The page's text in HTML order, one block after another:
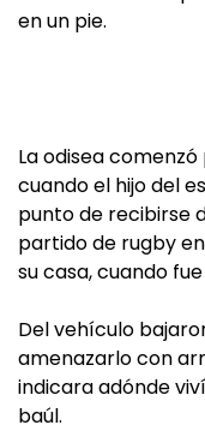
en un pie.
La odisea
cuando el hijo del
punto de recibirse
partido de rugby
su casa, cuando
Del vehículo
amenazarlo con
indicara adónde
baúl.